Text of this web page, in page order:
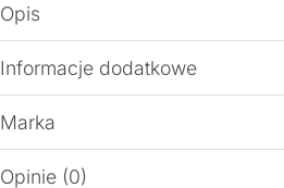
Opis
Informacje dodatkowe
Marka
Opinie (0)